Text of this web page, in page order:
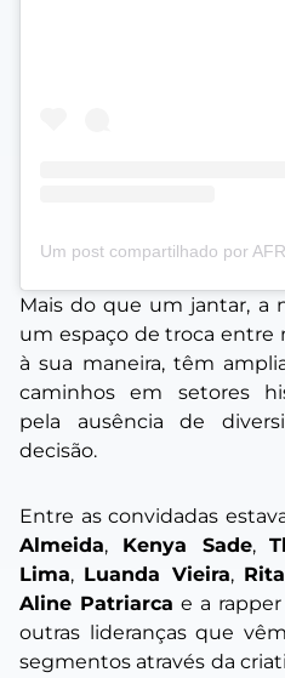
Mais do que um jantar, a
um espaço de troca entre
à sua maneira, têm
caminhos em setores
pela ausência de
decisão.
Entre as convidadas
Almeida, Kenya Sade,
Lima, Luanda Vieira,
Aline Patriarca e a rapper
outras lideranças que
segmentos através da